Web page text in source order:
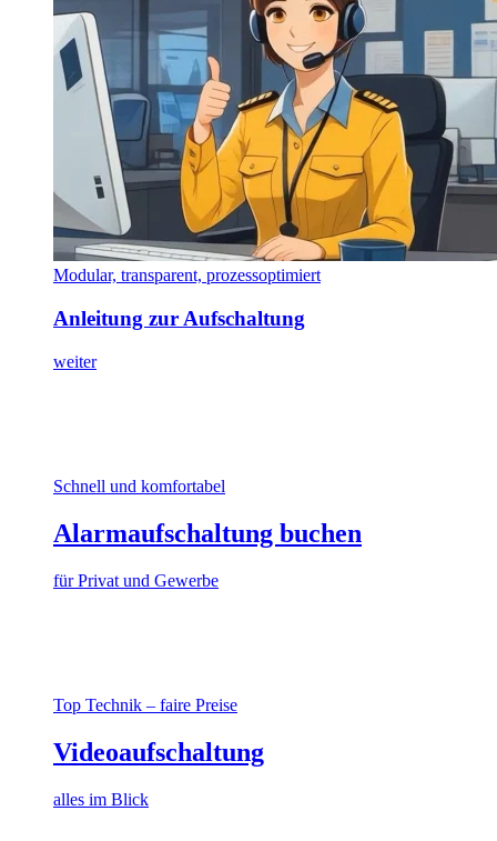
Modular, transparent, prozessoptimiert
Anleitung zur Aufschaltung
weiter
Schnell und komfortabel
Alarmaufschaltung buchen
für Privat und Gewerbe
Top Technik – faire Preise
Videoaufschaltung
alles im Blick